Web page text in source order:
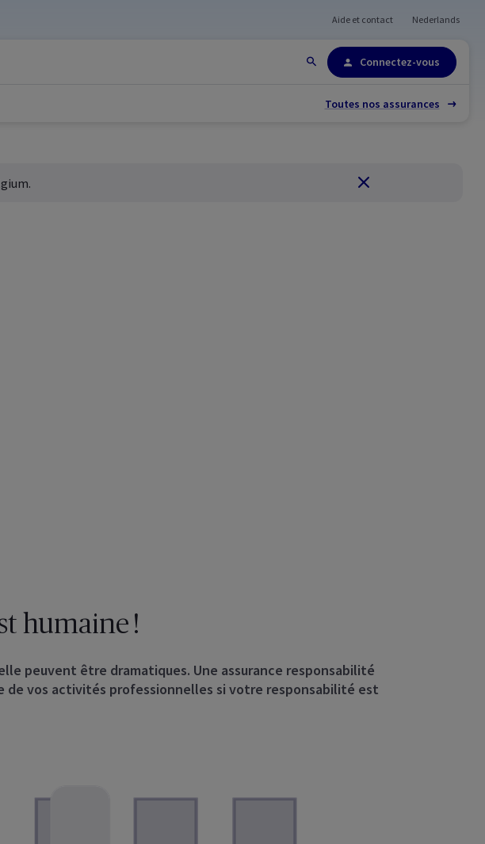
Plan du site
Aide et contact Nederlands
Connectez-vous
Toutes nos assurances
. Fermer
humaine !
peuvent être dramatiques. Une assurance responsabilité
de vos activités professionnelles si votre responsabilité est